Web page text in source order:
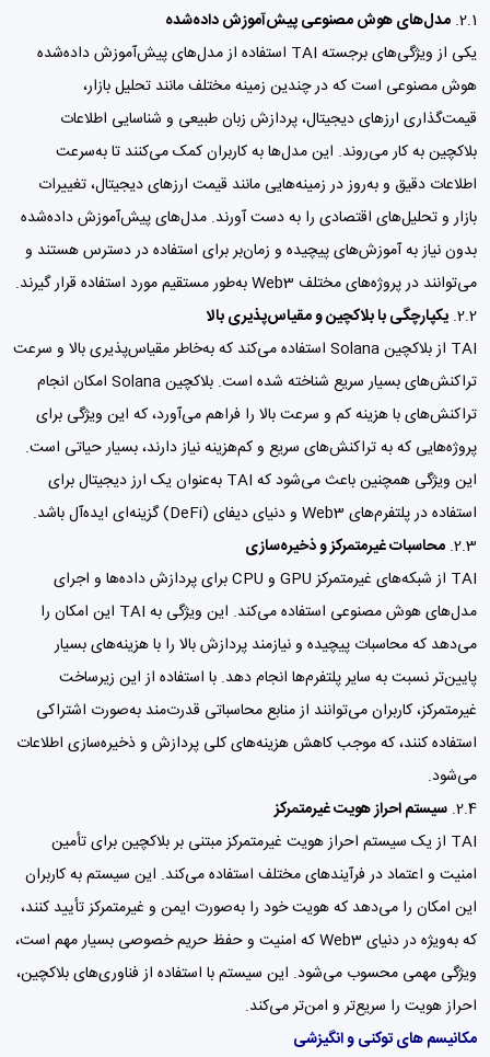
2.1. مدل‌های هوش مصنوعی پیش‌آموزش داده‌شده
یکی از ویژگی‌های برجسته TAI استفاده از مدل‌های پیش‌آموزش داده‌شده
هوش مصنوعی است که در چندین زمینه مختلف مانند تحلیل بازار،
قیمت‌گذاری ارزهای دیجیتال، پردازش زبان طبیعی و شناسایی اطلاعات
بلاکچین به کار می‌روند. این مدل‌ها به کاربران کمک می‌کنند تا به‌سرعت
اطلاعات دقیق و به‌روز در زمینه‌هایی مانند قیمت ارزهای دیجیتال، تغییرات
بازار و تحلیل‌های اقتصادی را به دست آورند. مدل‌های پیش‌آموزش داده‌شده
بدون نیاز به آموزش‌های پیچیده و زمان‌بر برای استفاده در دسترس هستند و
می‌توانند در پروژه‌های مختلف Web3 به‌طور مستقیم مورد استفاده قرار گیرند.
2.2. یکپارچگی با بلاکچین و مقیاس‌پذیری بالا
TAI از بلاکچین Solana استفاده می‌کند که به‌خاطر مقیاس‌پذیری بالا و سرعت
تراکنش‌های بسیار سریع شناخته شده است. بلاکچین Solana امکان انجام
تراکنش‌های با هزینه کم و سرعت بالا را فراهم می‌آورد، که این ویژگی برای
پروژه‌هایی که به تراکنش‌های سریع و کم‌هزینه نیاز دارند، بسیار حیاتی است.
این ویژگی همچنین باعث می‌شود که TAI به‌عنوان یک ارز دیجیتال برای
استفاده در پلتفرم‌های Web3 و دنیای دیفای (DeFi) گزینه‌ای ایده‌آل باشد.
2.3. محاسبات غیرمتمرکز و ذخیره‌سازی
TAI از شبکه‌های غیرمتمرکز GPU و CPU برای پردازش داده‌ها و اجرای
مدل‌های هوش مصنوعی استفاده می‌کند. این ویژگی به TAI این امکان را
می‌دهد که محاسبات پیچیده و نیازمند پردازش بالا را با هزینه‌های بسیار
پایین‌تر نسبت به سایر پلتفرم‌ها انجام دهد. با استفاده از این زیرساخت
غیرمتمرکز، کاربران می‌توانند از منابع محاسباتی قدرت‌مند به‌صورت اشتراکی
استفاده کنند، که موجب کاهش هزینه‌های کلی پردازش و ذخیره‌سازی اطلاعات
می‌شود.
2.4. سیستم احراز هویت غیرمتمرکز
TAI از یک سیستم احراز هویت غیرمتمرکز مبتنی بر بلاکچین برای تأمین
امنیت و اعتماد در فرآیندهای مختلف استفاده می‌کند. این سیستم به کاربران
این امکان را می‌دهد که هویت خود را به‌صورت ایمن و غیرمتمرکز تأیید کنند،
که به‌ویژه در دنیای Web3 که امنیت و حفظ حریم خصوصی بسیار مهم است،
ویژگی مهمی محسوب می‌شود. این سیستم با استفاده از فناوری‌های بلاکچین،
احراز هویت را سریع‌تر و امن‌تر می‌کند.
مکانیسم های توکنی و انگیزشی